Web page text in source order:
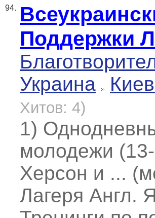
94.
Поддержки
Украина
Хитов: 4)
1)
молодежи
Херсон и ...
Лагеря Англ.